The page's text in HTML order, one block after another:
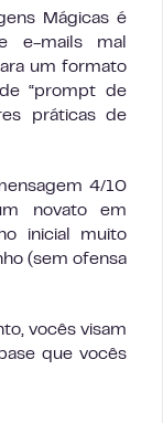
Mágicas é
e-mails mal
um formato
“prompt de
práticas de
4/10
novato em
inicial muito
(sem ofensa
vocês visam
que vocês